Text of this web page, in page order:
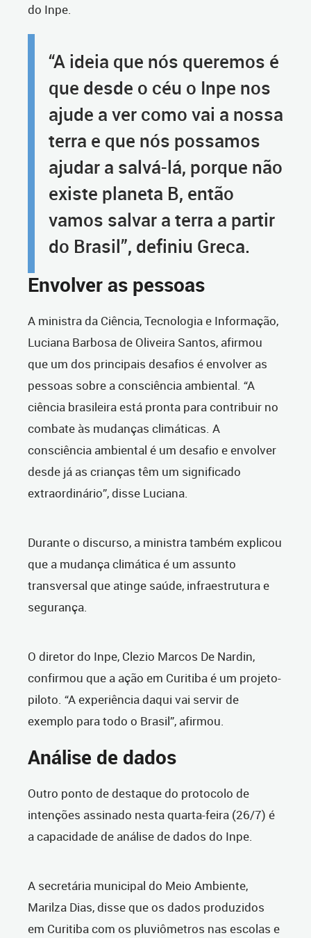
do Inpe.
“A ideia que nós queremos é
que desde o céu o Inpe nos
ajude a ver como vai a nossa
terra e que nós possamos
ajudar a salvá-lá, porque não
existe planeta B, então
vamos salvar a terra a partir
do Brasil”, definiu Greca.
Envolver as pessoas
A ministra da Ciência, Tecnologia e Informação,
Luciana Barbosa de Oliveira Santos, afirmou
que um dos principais desafios é envolver as
pessoas sobre a consciência ambiental. “A
ciência brasileira está pronta para contribuir no
combate às mudanças climáticas. A
consciência ambiental é um desafio e envolver
desde já as crianças têm um significado
extraordinário”, disse Luciana.
Durante o discurso, a ministra também explicou
que a mudança climática é um assunto
transversal que atinge saúde, infraestrutura e
segurança.
O diretor do Inpe, Clezio Marcos De Nardin,
confirmou que a ação em Curitiba é um projeto-
piloto. “A experiência daqui vai servir de
exemplo para todo o Brasil”, afirmou.
Análise de dados
Outro ponto de destaque do protocolo de
intenções assinado nesta quarta-feira (26/7) é
a capacidade de análise de dados do Inpe.
A secretária municipal do Meio Ambiente,
Marilza Dias, disse que os dados produzidos
em Curitiba com os pluviômetros nas escolas e